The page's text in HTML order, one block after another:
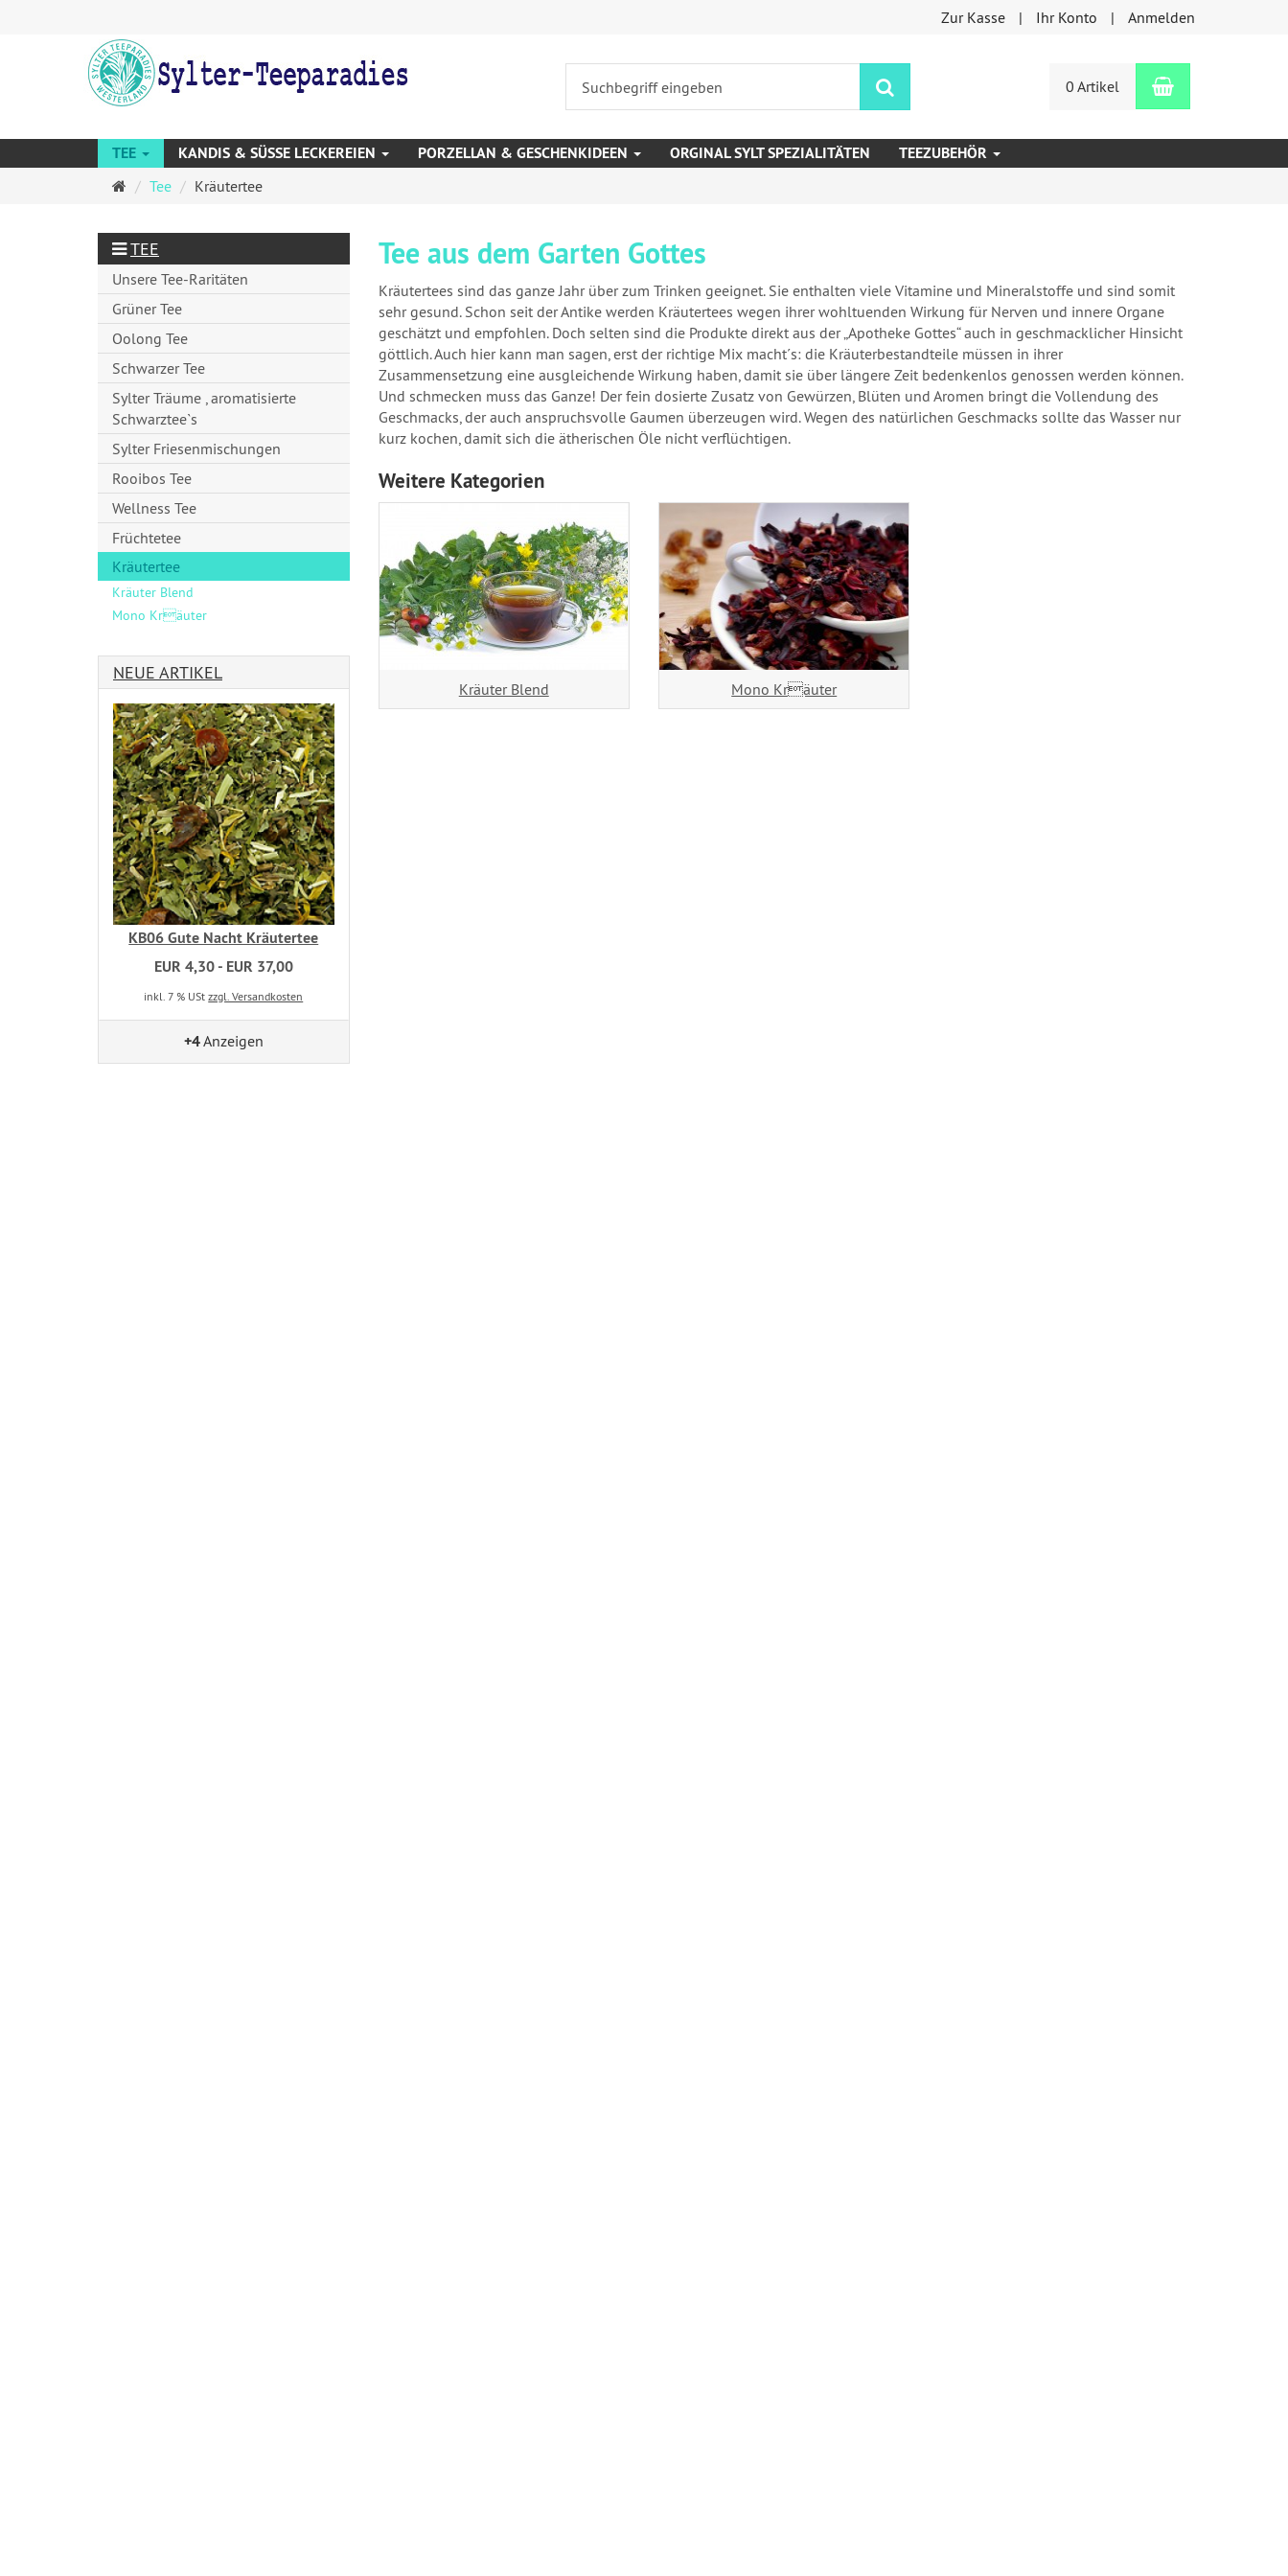
Zur Kasse Ihr Konto Anmelden
0 Artikel Warenkorb
TEE KANDIS & SÜSSE LECKEREIEN PORZELLAN & GESCHENKIDEEN ORGINAL SYLT SPEZIALITÄTEN TEEZUBEHÖR
Startseite
Tee Kräutertee
Tee aus dem Garten Gottes
Kräutertees sind das ganze Jahr über zum Trinken geeignet. Sie enthalten viele Vitamine und Mineralstoffe und sind somit
sehr gesund. Schon seit der Antike werden Kräutertees wegen ihrer wohltuenden Wirkung für Nerven und innere Organe
geschätzt und empfohlen. Doch selten sind die Produkte direkt aus der „Apotheke Gottes“ auch in geschmacklicher Hinsicht
göttlich. Auch hier kann man sagen, erst der richtige Mix macht´s: die Kräuterbestandteile müssen in ihrer
Zusammensetzung eine ausgleichende Wirkung haben, damit sie über längere Zeit bedenkenlos genossen werden können.
Und schmecken muss das Ganze! Der fein dosierte Zusatz von Gewürzen, Blüten und Aromen bringt die Vollendung des
Geschmacks, der auch anspruchsvolle Gaumen überzeugen wird. Wegen des natürlichen Geschmacks sollte das Wasser nur
kurz kochen, damit sich die ätherischen Öle nicht verflüchtigen.
Weitere Kategorien
Kräuter Blend Mono Kräuter
TEE
Unsere Tee-Raritäten
Grüner Tee
Oolong Tee
Schwarzer Tee
Sylter Träume , aromatisierte
Schwarztee`s
Sylter Friesenmischungen
Rooibos Tee
Wellness Tee
Früchtetee
Kräutertee
Kräuter Blend
Mono Kräuter
NEUE ARTIKEL
KB06 Gute Nacht Kräutertee
EUR 4,30 - EUR 37,00
inkl. 7 % UStzzgl. Versandkosten
+4Anzeigen